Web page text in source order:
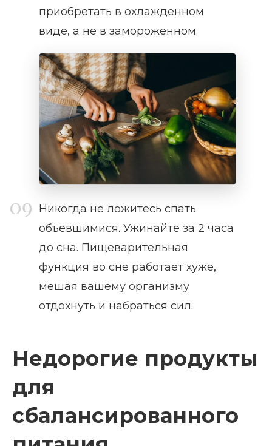
приобретать в охлажденном
виде, а не в замороженном.
Никогда не ложитесь спать
объевшимися. Ужинайте за 2 часа
до сна. Пищеварительная
функция во сне работает хуже,
мешая вашему организму
отдохнуть и набраться сил.
Недорогие продукты
для
сбалансированного